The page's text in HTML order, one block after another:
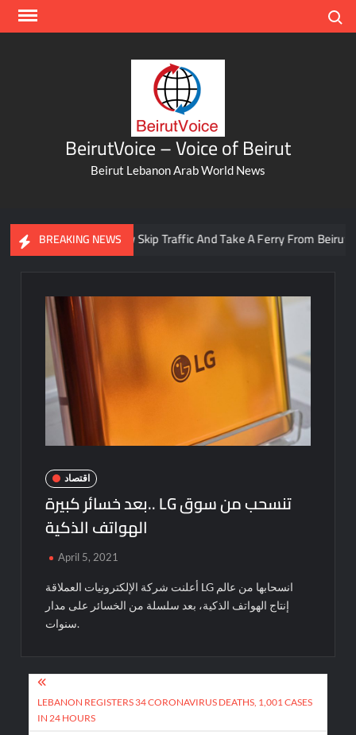
Skip
BeirutVoice – Voice of Beirut
Beirut Lebanon Arab World News
BREAKING NEWS
You Can Now Skip Traffic And Take A Ferry From Beirut To
اقتصاد
بعد خسائر كبيرة.. LG تنسحب من سوق
الهواتف الذكية
April 5, 2021
أعلنت شركة الإلكترونيات العملاقة LG انسحابها من عالم
إنتاج الهواتف الذكية، بعد سلسلة من الخسائر على مدار
سنوات.
Post
navigation
LEBANON REGISTERS 34 CORONAVIRUS DEATHS, 1,001 CASES
IN 24 HOURS